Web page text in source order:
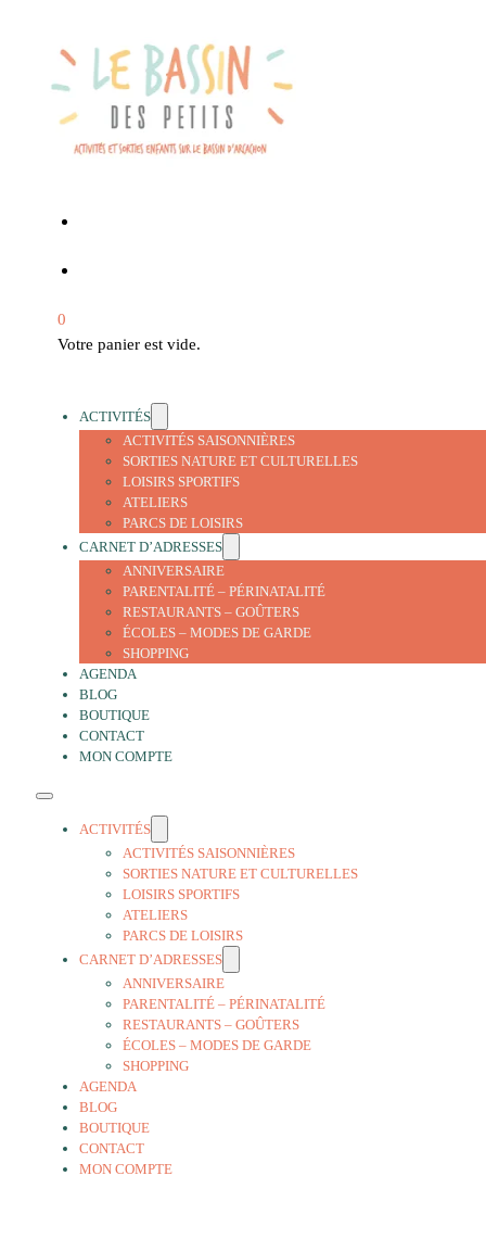
0
Votre panier est vide.
ACTIVITÉS
ACTIVITÉS SAISONNIÈRES
SORTIES NATURE ET CULTURELLES
LOISIRS SPORTIFS
ATELIERS
PARCS DE LOISIRS
CARNET D’ADRESSES
ANNIVERSAIRE
PARENTALITÉ – PÉRINATALITÉ
RESTAURANTS – GOÛTERS
ÉCOLES – MODES DE GARDE
SHOPPING
AGENDA
BLOG
BOUTIQUE
CONTACT
MON COMPTE
ACTIVITÉS
ACTIVITÉS SAISONNIÈRES
SORTIES NATURE ET CULTURELLES
LOISIRS SPORTIFS
ATELIERS
PARCS DE LOISIRS
CARNET D’ADRESSES
ANNIVERSAIRE
PARENTALITÉ – PÉRINATALITÉ
RESTAURANTS – GOÛTERS
ÉCOLES – MODES DE GARDE
SHOPPING
AGENDA
BLOG
BOUTIQUE
CONTACT
MON COMPTE